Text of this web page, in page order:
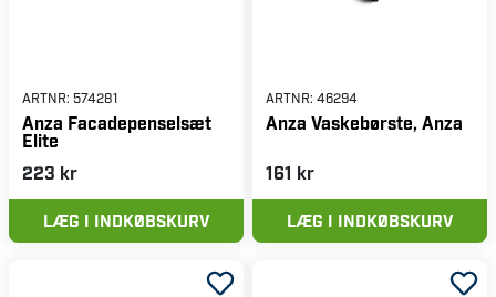
ARTNR: 574281
Anza Facadepenselsæt
Elite
223 kr
LÆG I INDKØBSKURV
ARTNR: 46294
Anza Vaskebørste, Anza
161 kr
LÆG I INDKØBSKURV